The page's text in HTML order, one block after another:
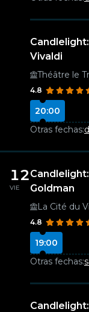
Vivaldi
Théâtre le
4.8
20:00
Otras fechas:
12
VIE
Goldman
La Cité du
4.8
19:00
Otras fechas: